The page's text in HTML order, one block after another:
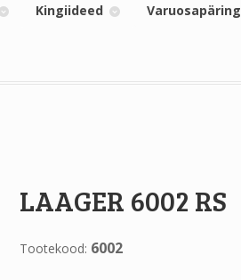
Kingiideed Varuosapäring
LAAGER 6002 RS
Tootekood: 6002